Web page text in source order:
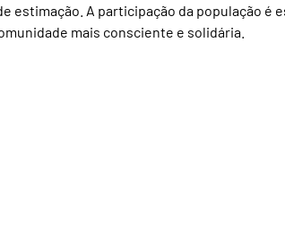
estimação. A participação da população é
mais consciente e solidária.